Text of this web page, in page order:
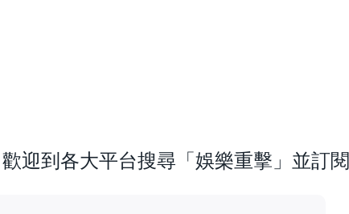
迎到各大平台搜尋「娛樂重擊」並訂閱